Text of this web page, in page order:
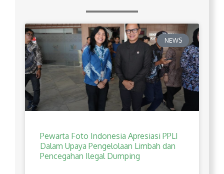
NEWS
Pewarta Foto Indonesia Apresiasi PPLI
Dalam Upaya Pengelolaan Limbah dan
Pencegahan Ilegal Dumping